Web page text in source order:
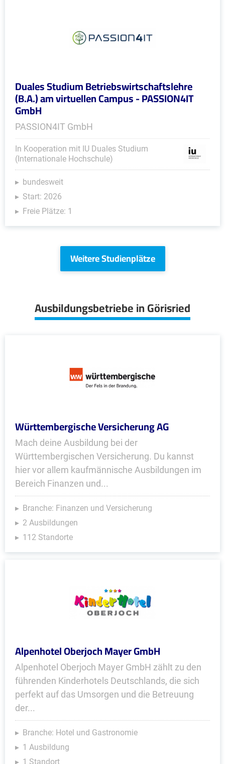
Duales Studium Betriebswirtschaftslehre
(B.A.) am virtuellen Campus - PASSION4IT
GmbH
PASSION4IT GmbH
In Kooperation mit IU Duales Studium
(Internationale Hochschule)
bundesweit
Start: 2026
Freie Plätze: 1
Weitere Studienplätze
Ausbildungsbetriebe in Görisried
Württembergische Versicherung AG
Mach deine Ausbildung bei der
Württembergischen Versicherung. Du kannst
hier vor allem kaufmännische Ausbildungen im
Bereich Finanzen und...
Branche: Finanzen und Versicherung
2 Ausbildungen
112 Standorte
Alpenhotel Oberjoch Mayer GmbH
Alpenhotel Oberjoch Mayer GmbH zählt zu den
führenden Kinderhotels Deutschlands, die sich
perfekt auf das Umsorgen und die Betreuung
der...
Branche: Hotel und Gastronomie
1 Ausbildung
1 Standort